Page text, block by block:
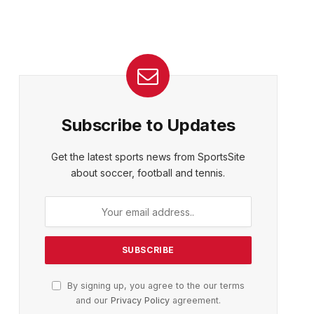
Subscribe to Updates
Get the latest sports news from SportsSite
about soccer, football and tennis.
By signing up, you agree to the our terms
and our Privacy Policyagreement.